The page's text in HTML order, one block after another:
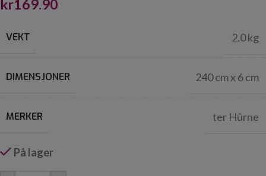
kr169.90
VEKT 2.0 kg
DIMENSJONER 240 cm x 6 cm
MERKER ter Hûrne
På lager